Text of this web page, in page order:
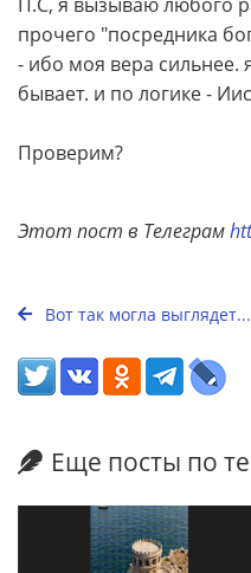
прочего "посредника
- ибо моя вера сильнее.
бывает. и по логике -
Проверим?
Этот пост в Телеграм
Вот так могла выглядет...
Еще посты по